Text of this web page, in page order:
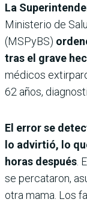
La
Ministerio de
(MSPyBS)
tras el grave
médicos
62 años,
El error se
lo advirtió, lo
horas después .
se percataron,
otra mama. Los